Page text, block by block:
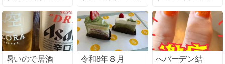
セット
暑いので居酒
令和8年８月
へバーデン結